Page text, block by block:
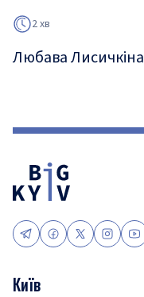
2 хв
Любава Лисичкіна
Київ